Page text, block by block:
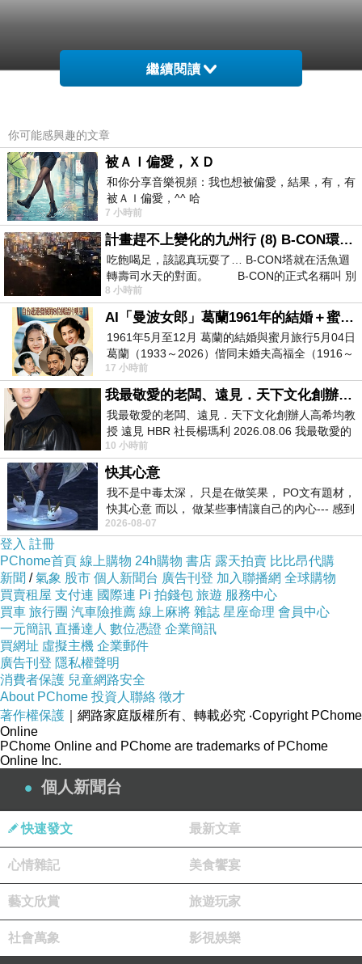
繼續閱讀
你可能感興趣的文章
被ＡＩ偏愛，ＸＤ
和你分享音樂視頻：我也想被偏愛，結果，有，有
被ＡＩ偏愛，^^ 哈
7 小時前
計畫趕不上變化的九州行 (8) B-CON環球塔
吃飽喝足，該認真玩耍了… B-CON塔就在活魚迴
轉壽司水天的對面。 B-CON的正式名稱叫 別
8 小時前
AI「曼波女郎」葛蘭1961年的結婚＋蜜月旅行 #戀上老電影 #葛蘭 #粟子
1961年5月至12月 葛蘭的結婚與蜜月旅行5月04日
葛蘭（1933～2026）偕同未婚夫高福全（1916～
2004）乘郵輪赴倫敦6月15日於英國倫敦St.S
17 小時前
我最敬愛的老闆、遠見．天下文化創辦人高希均教授
我最敬愛的老闆、遠見．天下文化創辦人高希均教
授 遠見 HBR 社長楊瑪利 2026.08.06 我最敬愛的
老闆、遠見．天下文化創辦人高希均教
10 小時前
快其心意
我不是中毒太深， 只是在做笑果， PO文有題材，
快其心意 而以， 做某些事情讓自己的內心--- 感到
愉快。
2026-08-07
登入 註冊
PChome首頁 線上購物 24h購物 書店 露天拍賣 比比昂代購
新聞 /氣象 股市 個人新聞台 廣告刊登 加入聯播網 全球購物
買賣租屋 支付連 國際連 Pi 拍錢包 旅遊 服務中心
買車 旅行團 汽車險推薦 線上麻將 雜誌 星座命理 會員中心
一元簡訊 直播達人 數位憑證 企業簡訊
買網址 虛擬主機 企業郵件
廣告刊登 隱私權聲明
消費者保護 兒童網路安全
About PChome 投資人聯絡 徵才
著作權保護 ｜網路家庭版權所有、轉載必究 ‧Copyright PChome
Online
PChome Online and PChome are trademarks of PChome
Online Inc.
個人新聞台
快速發文 最新文章
心情雜記 美食饗宴
藝文欣賞 旅遊玩家
社會萬象 影視娛樂